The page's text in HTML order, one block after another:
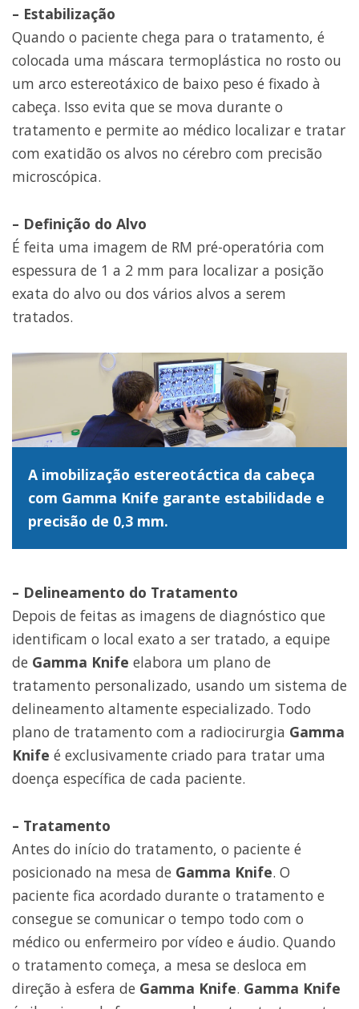
– Estabilização
Quando o paciente chega para o tratamento, é
colocada uma máscara termoplástica no rosto ou
um arco estereotáxico de baixo peso é fixado à
cabeça. Isso evita que se mova durante o
tratamento e permite ao médico localizar e tratar
com exatidão os alvos no cérebro com precisão
microscópica.
– Definição do Alvo
É feita uma imagem de RM pré-operatória com
espessura de 1 a 2 mm para localizar a posição
exata do alvo ou dos vários alvos a serem
tratados.
A imobilização estereotáctica da cabeça
com Gamma Knife garante estabilidade e
precisão de 0,3 mm.
– Delineamento do Tratamento
Depois de feitas as imagens de diagnóstico que
identificam o local exato a ser tratado, a equipe
de Gamma Knife elabora um plano de
tratamento personalizado, usando um sistema de
delineamento altamente especializado. Todo
plano de tratamento com a radiocirurgia Gamma
Knife é exclusivamente criado para tratar uma
doença específica de cada paciente.
– Tratamento
Antes do início do tratamento, o paciente é
posicionado na mesa de Gamma Knife. O
paciente fica acordado durante o tratamento e
consegue se comunicar o tempo todo com o
médico ou enfermeiro por vídeo e áudio. Quando
o tratamento começa, a mesa se desloca em
direção à esfera de Gamma Knife. Gamma Knife